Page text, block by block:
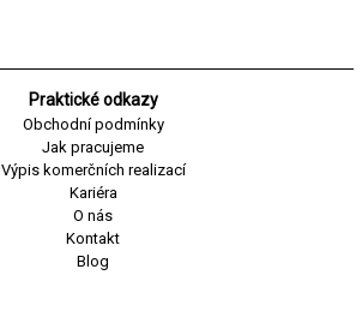
Praktické odkazy
Obchodní podmínky
Jak pracujeme
Výpis komerčních realizací
Kariéra
O nás
Kontakt
Blog